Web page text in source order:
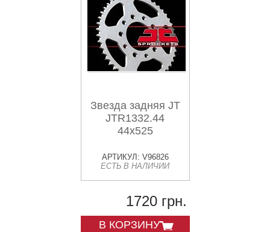
Звезда задняя JT
JTR1332.44
44x525
АРТИКУЛ: V96826
ЕСТЬ В НАЛИЧИИ
1720 грн.
В КОРЗИНУ